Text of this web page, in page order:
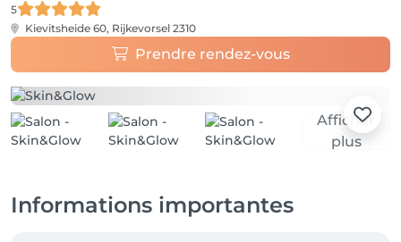
5
Kievitsheide 60, Rijkevorsel 2310
Prendre rendez-vous
Afficher
plus
Informations importantes